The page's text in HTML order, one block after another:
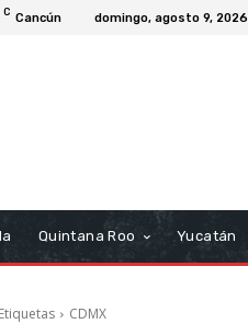
C Cancún domingo, agosto 9, 2026
Quintana Roo Yucatán
Etiquetas CDMX